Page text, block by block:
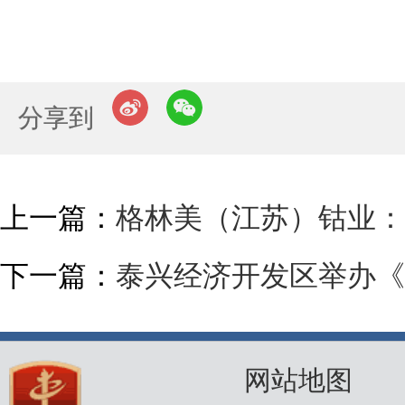
分享到
上一篇： 格林美（江苏）钴业
下一篇： 泰兴经济开发区举办
网站地图